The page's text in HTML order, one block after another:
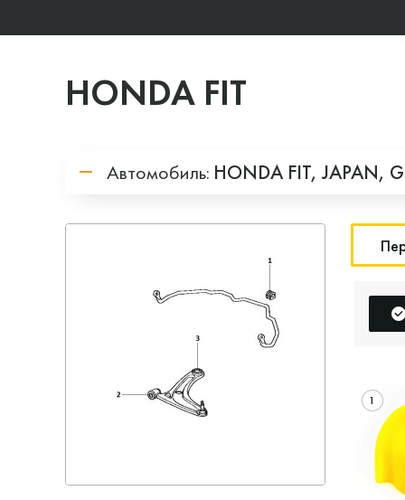
HONDA FIT
Автомобиль: HONDA FIT, JAPAN,
1